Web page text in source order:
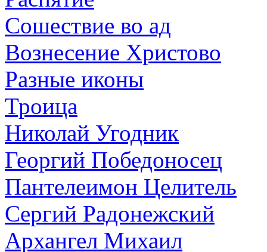
Сошествие во ад
Вознесение Христово
Разные иконы
Троица
Николай Угодник
Георгий Победоносец
Пантелеимон Целитель
Сергий Радонежский
Архангел Михаил